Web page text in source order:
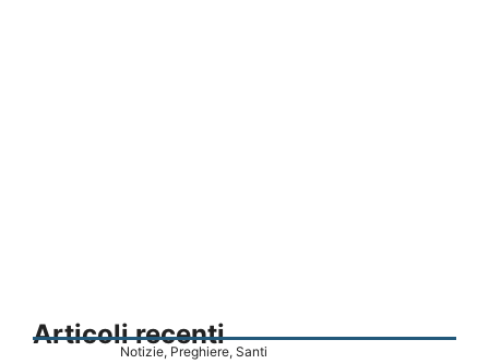
Articoli recenti
Notizie, Preghiere, Santi